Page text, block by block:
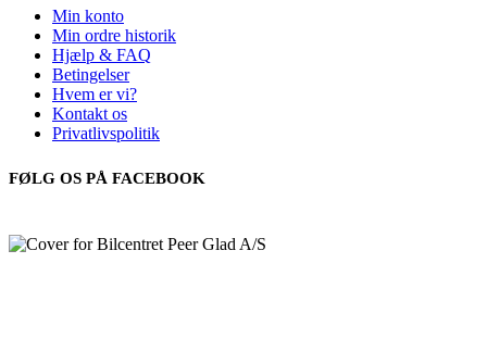
Min konto
Min ordre historik
Hjælp & FAQ
Betingelser
Hvem er vi?
Kontakt os
Privatlivspolitik
FØLG OS PÅ FACEBOOK